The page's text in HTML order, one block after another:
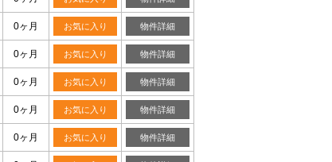
0ヶ月 お気に入り 物件詳細
0ヶ月 お気に入り 物件詳細
0ヶ月 お気に入り 物件詳細
0ヶ月 お気に入り 物件詳細
0ヶ月 お気に入り 物件詳細